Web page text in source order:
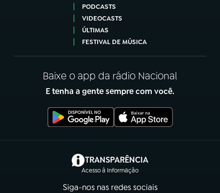
PODCASTS
VIDEOCASTS
ÚLTIMAS
FESTIVAL DE MÚSICA
Baixe o app da rádio Nacional
E tenha a gente sempre com você.
TRANSPARÊNCIA
Acesso à Informação
(abre em nova aba)
Siga-nos nas redes sociais